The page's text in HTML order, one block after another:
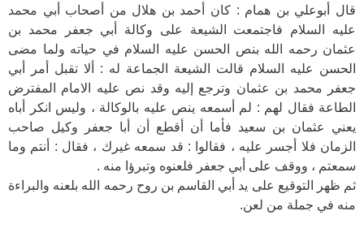
قال أبوعلي بن همام : كان أحمد بن هلال من أصحاب أبي محمد
عليه السلام فاجتمعت الشيعة على وكالة أبي جعفر محمد بن
عثمان رحمه الله بنص الحسن عليه السلام في حياته ولما مضى
الحسن عليه السلام قالت الشيعة الجماعة له : ألا تقبل أمر أبي
جعفر محمد بن عثمان وترجع إليه وقد نص عليه الامام المفترض
الطاعة فقال لهم : لم أسمعه ينص عليه بالوكالة ، وليس انكر أباه
يعني عثمان بن سعيد فأما أن أقطع أن أبا جعفر وكيل صاحب
الزمان فلا أجسر عليه ، فقالوا : قد سمعه غيرك ، فقال : أنتم وما
سمعتم ، ووقف على أبي جعفر فلعنوه وتبرؤا منه .
ثم ظهر التوقيع على يد أبي القاسم بن روح رحمه الله بلعنه والبراءة
منه في جملة من لعن.